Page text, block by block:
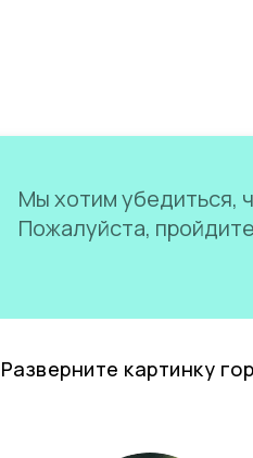
Мы хотим убедиться,
Пожалуйста,
Разверните картинку